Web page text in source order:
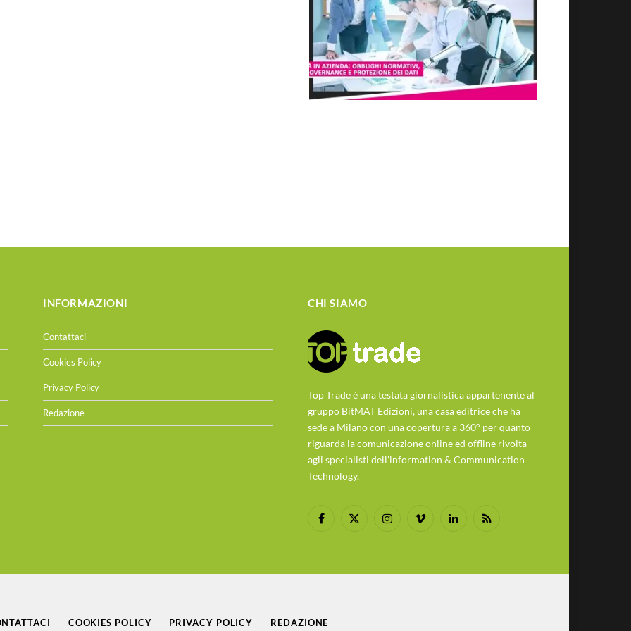
INFORMAZIONI
Contattaci
Cookies Policy
Privacy Policy
Redazione
CHI SIAMO
Top Trade è una testata giornalistica appartenente al
gruppo BitMAT Edizioni, una casa editrice che ha
sede a Milano con una copertura a 360° per quanto
riguarda la comunicazione online ed offline rivolta
agli specialisti dell'lnformation & Communication
Technology.
Facebook
X
InstagramVimeo LinkedInRSS
COOKIES POLICY PRIVACY POLICY REDAZIONE